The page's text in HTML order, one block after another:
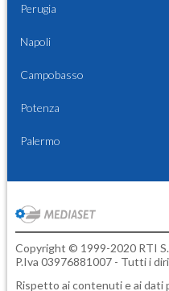
Perugia
Napoli
Campobasso
Potenza
Palermo
Copyright © 1999-2020 RTI
P.Iva 03976881007 - Tutti i
Rispetto ai contenuti e ai dati